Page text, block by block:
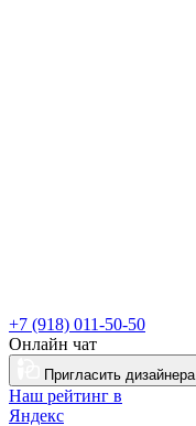
+7 (918) 011-50-50
Онлайн чат
Пригласить дизайнера
Наш рейтинг в
Яндекс